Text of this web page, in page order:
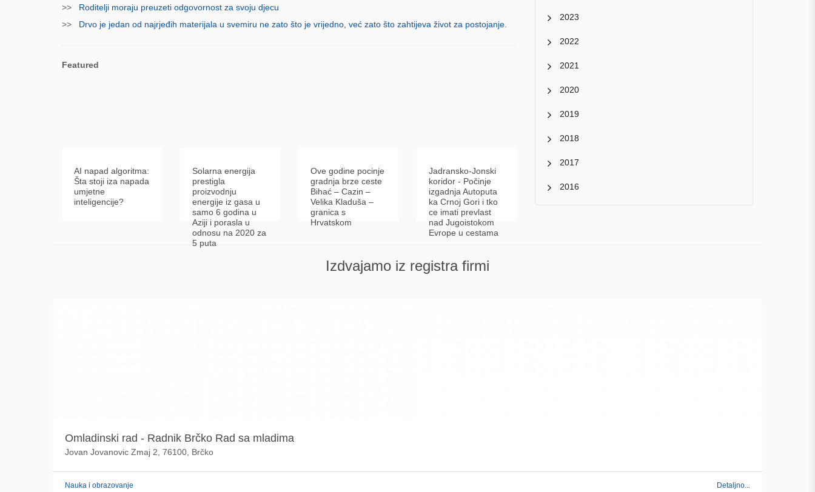
>> Roditelji moraju preuzeti odgovornost za svoju djecu
>> Drvo je jedan od najrjeđih materijala u svemiru ne zato što je vrijedno, već zato što zahtijeva život za postojanje.
Featured
AI napad algoritma:
Šta stoji iza napada
umjetne
inteligencije?
Solarna energija
prestigla
proizvodnju
energije iz gasa u
samo 6 godina u
Aziji i porasla u
odnosu na 2020 za
5 puta
Ove godine pocinje
gradnja brze ceste
Bihać – Cazin –
Velika Kladuša –
granica s
Hrvatskom
Jadransko-Jonski
koridor - Počinje
izgadnja Autoputa
ka Crnoj Gori i tko
ce imati prevlast
nad Jugoistokom
Evrope u cestama
2023
2022
2021
2020
2019
2018
2017
2016
Izdvajamo iz registra firmi
Omladinski rad - Radnik Brčko Rad sa mladima
Jovan Jovanovic Zmaj 2, 76100, Brčko
Nauka i obrazovanje Detaljno...